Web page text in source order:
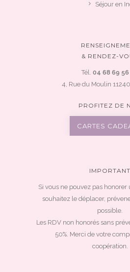
Séjour en
& RENDEZ-
Tél. 04 68 69 56
4, Rue du Moulin
PROFITEZ DE
CARTES
IMPORTANT
Si vous ne pouvez pas honorer
souhaitez le déplacer,
possible.
Les RDV non honorés sans
50%. Merci de votre
coopération.